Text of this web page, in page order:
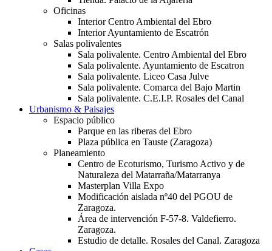
Oficinas
Interior Centro Ambiental del Ebro
Interior Ayuntamiento de Escatrón
Salas polivalentes
Sala polivalente. Centro Ambiental del Ebro
Sala polivalente. Ayuntamiento de Escatron
Sala polivalente. Liceo Casa Julve
Sala polivalente. Comarca del Bajo Martin
Sala polivalente. C.E.I.P. Rosales del Canal
Urbanismo & Paisajes
Espacio público
Parque en las riberas del Ebro
Plaza pública en Tauste (Zaragoza)
Planeamiento
Centro de Ecoturismo, Turismo Activo y de
Naturaleza del Matarraña/Matarranya
Masterplan Villa Expo
Modificación aislada nº40 del PGOU de
Zaragoza.
Área de intervención F-57-8. Valdefierro.
Zaragoza.
Estudio de detalle. Rosales del Canal. Zaragoza